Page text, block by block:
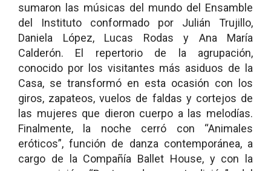
sumaron las músicas del mundo del Ensamble
del Instituto conformado por Julián Trujillo,
Daniela López, Lucas Rodas y Ana María
Calderón. El repertorio de la agrupación,
conocido por los visitantes más asiduos de la
Casa, se transformó en esta ocasión con los
giros, zapateos, vuelos de faldas y cortejos de
las mujeres que dieron cuerpo a las melodías.
Finalmente, la noche cerró con “Animales
eróticos”, función de danza contemporánea, a
cargo de la Compañía Ballet House, y con la